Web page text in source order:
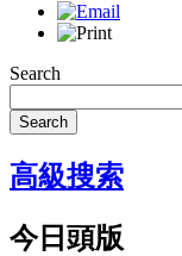
Search
Search
高級搜索
今日頭版